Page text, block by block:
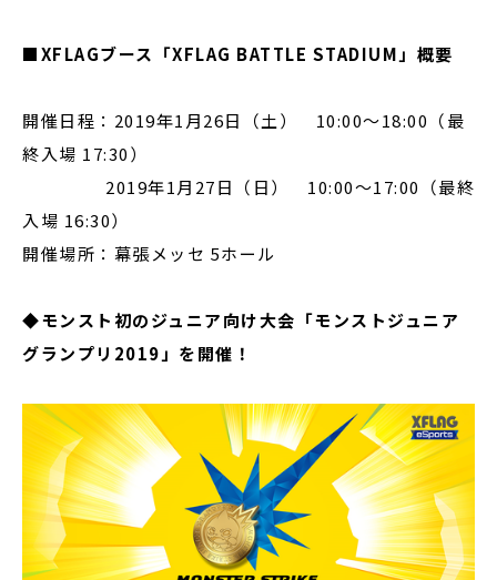
■XFLAGブース「XFLAG BATTLE STADIUM」概要
開催日程：2019年1月26日（土） 10:00〜18:00（最
終入場 17:30）
2019年1月27日（日） 10:00〜17:00（最終
入場 16:30）
開催場所：幕張メッセ 5ホール
◆モンスト初のジュニア向け大会「モンストジュニア
グランプリ2019」を開催！